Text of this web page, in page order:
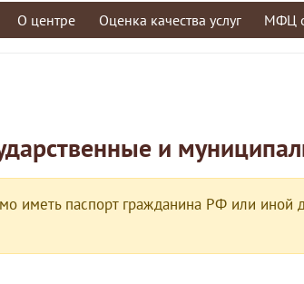
О центре Оценка качества услуг МФЦ
и
иметь паспорт гражданина РФ или иной